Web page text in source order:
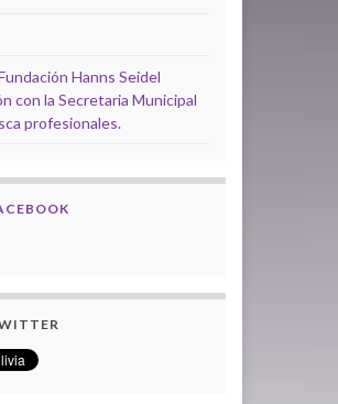
Hanns Seidel
con la Secretaria Municipal
profesionales.